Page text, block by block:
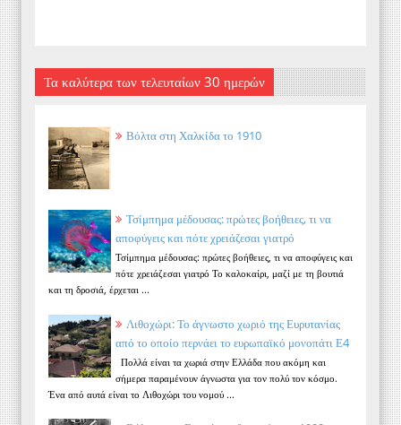
Τα καλύτερα των τελευταίων 30 ημερών
Βόλτα στη Χαλκίδα το 1910
Τσίμπημα μέδουσας: πρώτες βοήθειες, τι να
αποφύγεις και πότε χρειάζεσαι γιατρό
Τσίμπημα μέδουσας: πρώτες βοήθειες, τι να αποφύγεις και
πότε χρειάζεσαι γιατρό Το καλοκαίρι, μαζί με τη βουτιά
και τη δροσιά, έρχεται ...
Λιθοχώρι: Το άγνωστο χωριό της Ευρυτανίας
από το οποίο περνάει το ευρωπαϊκό μονοπάτι Ε4
Πολλά είναι τα χωριά στην Ελλάδα που ακόμη και
σήμερα παραμένουν άγνωστα για τον πολύ τον κόσμο.
Ένα από αυτά είναι το Λιθοχώρι του νομού ...